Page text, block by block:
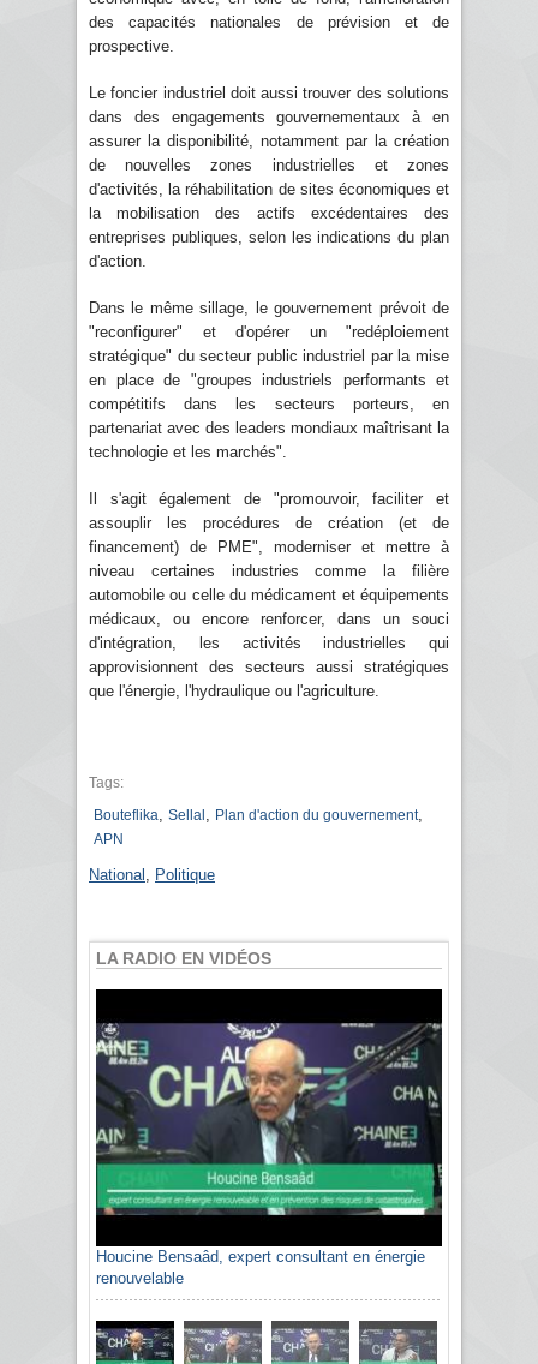
des capacités nationales de prévision et de
prospective.
Le foncier industriel doit aussi trouver des solutions
dans des engagements gouvernementaux à en
assurer la disponibilité, notamment par la création
de nouvelles zones industrielles et zones
d'activités, la réhabilitation de sites économiques et
la mobilisation des actifs excédentaires des
entreprises publiques, selon les indications du plan
d'action.
Dans le même sillage, le gouvernement prévoit de
"reconfigurer" et d'opérer un "redéploiement
stratégique" du secteur public industriel par la mise
en place de "groupes industriels performants et
compétitifs dans les secteurs porteurs, en
partenariat avec des leaders mondiaux maîtrisant la
technologie et les marchés".
Il s'agit également de "promouvoir, faciliter et
assouplir les procédures de création (et de
financement) de PME", moderniser et mettre à
niveau certaines industries comme la filière
automobile ou celle du médicament et équipements
médicaux, ou encore renforcer, dans un souci
d'intégration, les activités industrielles qui
approvisionnent des secteurs aussi stratégiques
que l'énergie, l'hydraulique ou l'agriculture.
Tags:
Bouteflika
Sellal Plan d'action du gouvernement,
APN
National Politique
LA RADIO EN VIDÉOS
Houcine Bensaâd, expert consultant en énergie
renouvelable